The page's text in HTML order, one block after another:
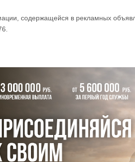
содержащейся в рекламных